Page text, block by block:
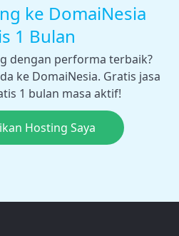
ke DomaiNesia
1 Bulan
dengan performa terbaik?
ke DomaiNesia. Gratis jasa
1 bulan masa aktif!
Hosting Saya